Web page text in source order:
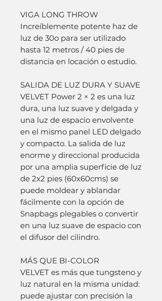
VIGA LONG THROW
Increíblemente potente haz de
luz de 30o para ser utilizado
hasta 12 metros / 40 pies de
distancia en locación o estudio.
SALIDA DE LUZ DURA Y SUAVE
VELVET Power 2 × 2 es una luz
dura, una luz suave y delgada y
una luz de espacio envolvente
en el mismo panel LED delgado
y compacto. La salida de luz
enorme y direccional producida
por una amplia superficie de luz
de 2x2 pies (60x60cms) se
puede moldear y ablandar
fácilmente con la opción de
Snapbags plegables o convertir
en una luz suave de espacio con
el difusor del cilindro.
MÁS QUE BI-COLOR
VELVET es más que tungsteno y
luz natural en la misma unidad:
puede ajustar con precisión la